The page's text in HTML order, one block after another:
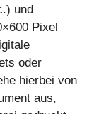
und
Pixel
oder
hierbei von
aus,